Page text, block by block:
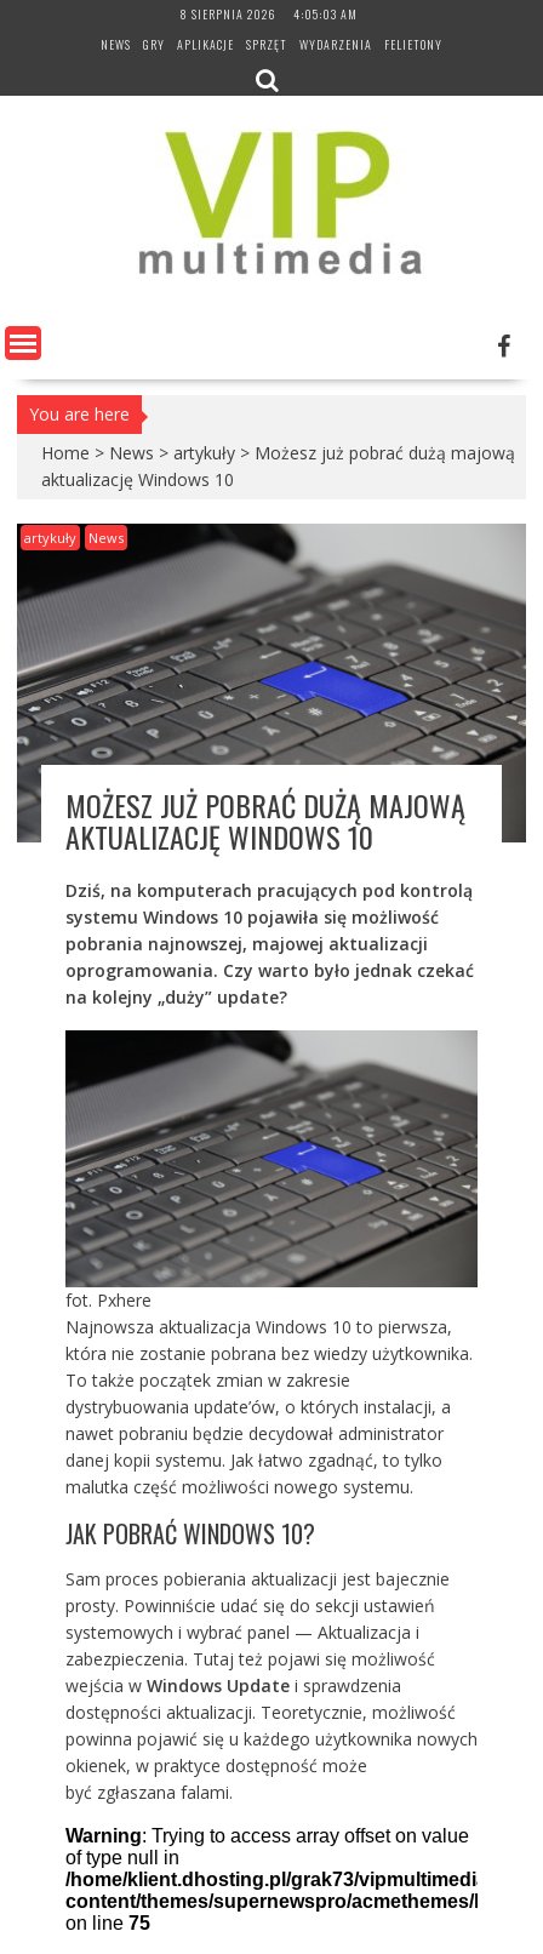
8 SIERPNIA 2026
4:05:04 AM
NEWS
GRY APLIKACJE SPRZĘT WYDARZENIA FELIETONY
You are here
Home > News > artykuły > Możesz już pobrać dużą majową
aktualizację Windows 10
artykuły News
MOŻESZ JUŻ POBRAĆ DUŻĄ MAJOWĄ
AKTUALIZACJĘ WINDOWS 10
Dziś, na komputerach pracujących pod kontrolą
systemu Windows 10 pojawiła się możliwość
pobrania najnowszej, majowej aktualizacji
oprogramowania. Czy warto było jednak czekać
na kolejny „duży” update?
fot. Pxhere
Najnowsza aktualizacja Windows 10 to pierwsza,
która nie zostanie pobrana bez wiedzy użytkownika.
To także początek zmian w zakresie
dystrybuowania update’ów, o których instalacji, a
nawet pobraniu będzie decydował administrator
danej kopii systemu. Jak łatwo zgadnąć, to tylko
malutka część możliwości nowego systemu.
JAK POBRAĆ WINDOWS 10?
Sam proces pobierania aktualizacji jest bajecznie
prosty. Powinniście udać się do sekcji ustawień
systemowych i wybrać panel — Aktualizacja i
zabezpieczenia. Tutaj też pojawi się możliwość
wejścia w Windows Updatei sprawdzenia
dostępności aktualizacji. Teoretycznie, możliwość
powinna pojawić się u każdego użytkownika nowych
okienek, w praktyce dostępność może
być zgłaszana falami.